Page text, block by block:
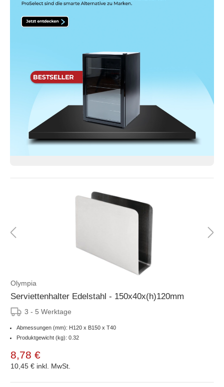
Olympia
Serviettenhalter Edelstahl - 150x40x(h)120mm
3 - 5 Werktage
Abmessungen (mm): H120 x B150 x T40
Produktgewicht (kg): 0.32
8,78 €
10,45 € inkl. MwSt.